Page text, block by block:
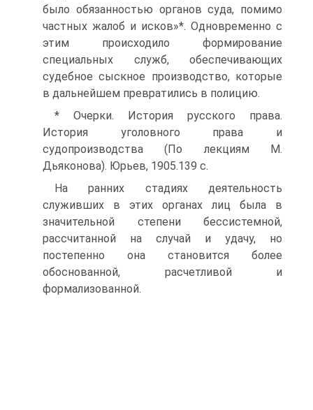
было обязанностью органов суда, помимо
частных жалоб и исков»*. Одновременно с
этим происходило формирование
специальных служб, обеспечивающих
судебное сыскное производство, которые
в дальнейшем превратились в полицию.
* Очерки. История русского права.
История уголовного права и
судопроизводства (По лекциям М.
Дьяконова). Юрьев, 1905.139 с.
На ранних стадиях деятельность
служивших в этих органах лиц была в
значительной степени бессистемной,
рассчитанной на случай и удачу, но
постепенно она становится более
обоснованной, расчетливой и
формализованной.